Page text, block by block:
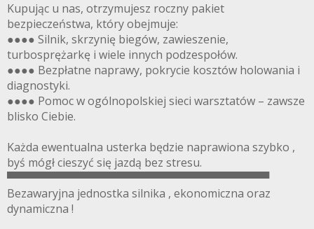
Kupując u nas, otrzymujesz roczny pakiet
bezpieczeństwa, który obejmuje:
●●●● Silnik, skrzynię biegów, zawieszenie,
turbosprężarkę i wiele innych podzespołów.
●●●● Bezpłatne naprawy, pokrycie kosztów holowania i
diagnostyki.
●●●● Pomoc w ogólnopolskiej sieci warsztatów – zawsze
blisko Ciebie.
Każda ewentualna usterka będzie naprawiona szybko ,
byś mógł cieszyć się jazdą bez stresu.
▀▀▀▀▀▀▀▀▀▀▀▀▀▀▀▀▀▀▀▀▀▀▀▀▀▀▀▀▀▀▀▀▀▀
Bezawaryjna jednostka silnika , ekonomiczna oraz
dynamiczna !